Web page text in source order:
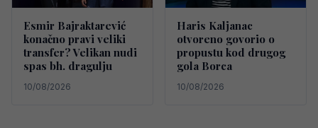
Esmir Bajraktarević
konačno pravi veliki
transfer? Velikan nudi
spas bh. dragulju
10/08/2026
Haris Kaljanac
otvoreno govorio o
propustu kod drugog
gola Borca
10/08/2026